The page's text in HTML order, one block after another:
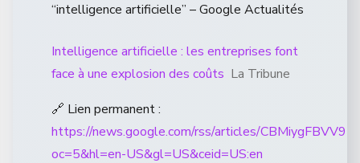
“intelligence artificielle” – Google Actualités
Intelligence artificielle : les entreprises font
face à une explosion des coûts La Tribune
🔗 Lien permanent :
https://news.google.com/rss/articles/
oc=5&hl=en-US&gl=US&ceid=US:en